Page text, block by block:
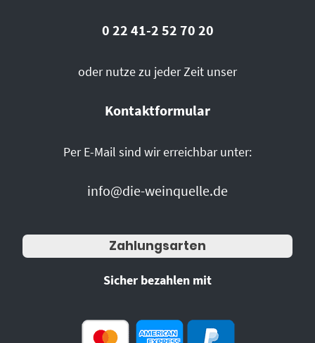
0 22 41-2 52 70 20
oder nutze zu jeder Zeit unser
Kontaktformular
Per E-Mail sind wir erreichbar unter:
info@die-weinquelle.de
Zahlungsarten
Sicher bezahlen mit